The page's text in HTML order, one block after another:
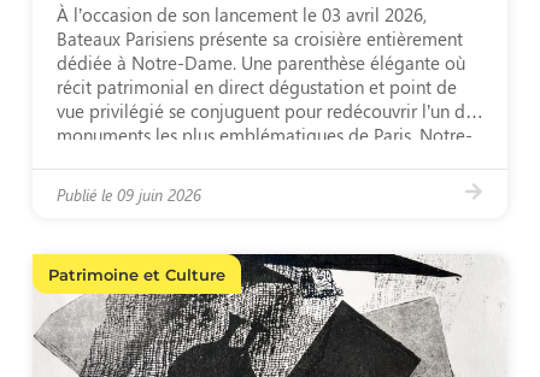
À l’occasion de son lancement le 03 avril 2026,
Bateaux Parisiens présente sa croisière entièrement
dédiée à Notre-Dame. Une parenthèse élégante où
récit patrimonial en direct dégustation et point de
vue privilégié se conjuguent pour redécouvrir l’un des
monuments les plus emblématiques de Paris. Notre-
Publié le 09 juin 2026
Patrimoine et Culture